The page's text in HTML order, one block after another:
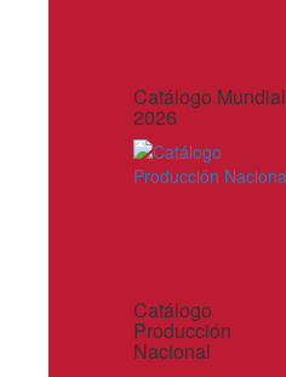
Catálogo Mundial
2026
Catálogo
Producción
Nacional